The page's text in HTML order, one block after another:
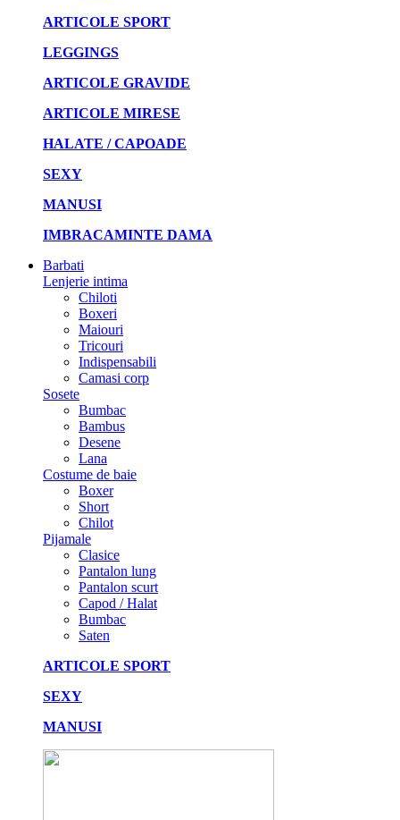
ARTICOLE SPORT
LEGGINGS
ARTICOLE GRAVIDE
ARTICOLE MIRESE
HALATE / CAPOADE
SEXY
MANUSI
IMBRACAMINTE DAMA
Barbati
Lenjerie intima
Chiloti
Boxeri
Maiouri
Tricouri
Indispensabili
Camasi corp
Sosete
Bumbac
Bambus
Desene
Lana
Costume de baie
Boxer
Short
Chilot
Pijamale
Clasice
Pantalon lung
Pantalon scurt
Capod / Halat
Bumbac
Saten
ARTICOLE SPORT
SEXY
MANUSI